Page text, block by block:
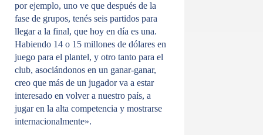
por ejemplo, uno ve que después de la
fase de grupos, tenés seis partidos para
llegar a la final, que hoy en día es una.
Habiendo 14 o 15 millones de dólares en
juego para el plantel, y otro tanto para el
club, asociándonos en un ganar-ganar,
creo que más de un jugador va a estar
interesado en volver a nuestro país, a
jugar en la alta competencia y mostrarse
internacionalmente».